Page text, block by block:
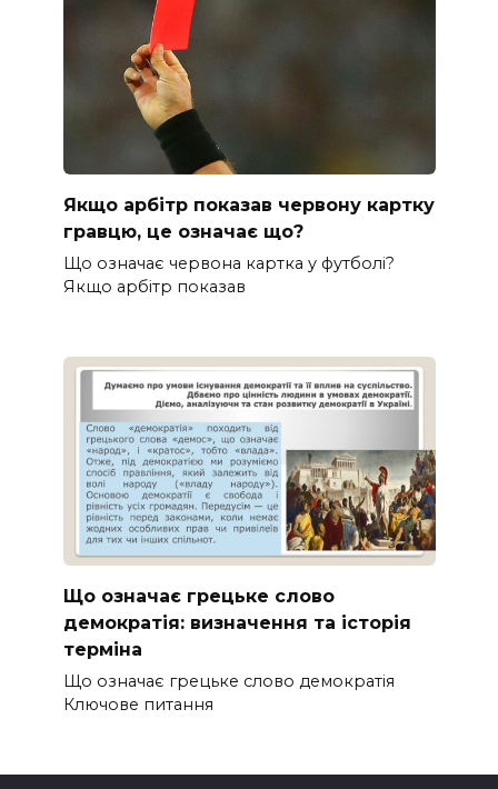
Якщо арбітр показав червону картку
гравцю, це означає що?
Що означає червона картка у футболі?
Якщо арбітр показав
Що означає грецьке слово
демократія: визначення та історія
терміна
Що означає грецьке слово демократія
Ключове питання